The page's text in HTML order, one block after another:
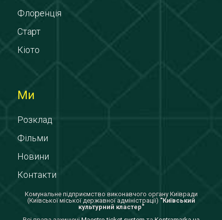
Флоренція
Старт
Кіото
Ми
Розклад
Фільми
Новини
Контакти
Комунальне підприємство виконавчого органу Київради
(Київської міської державної адміністрації) "Київський
культурний кластер"